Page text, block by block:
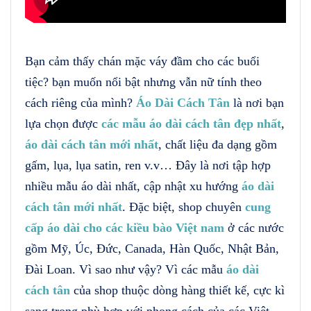
Bạn cảm thấy chán mặc váy đầm cho các buổi
tiệc? bạn muốn nổi bật nhưng vẫn nữ tính theo
cách riêng của mình? Áo Dài Cách Tân là nơi bạn
lựa chọn được các mẫu áo dài cách tân đẹp nhất,
áo dài cách tân mới nhất, chất liệu đa dạng gồm
gấm, lụa, lụa satin, ren v.v… Đây là nơi tập hợp
nhiều mẫu áo dài nhất, cập nhật xu hướng áo dài
cách tân mới nhất. Đặc biệt, shop chuyên cung
cấp áo dài cho các kiều bào Việt nam ở các nước
gồm Mỹ, Úc, Đức, Canada, Hàn Quốc, Nhật Bản,
Đài Loan. Vì sao như vậy? Vì các mẫu áo dài
cách tân của shop thuộc dòng hàng thiết kế, cực kì